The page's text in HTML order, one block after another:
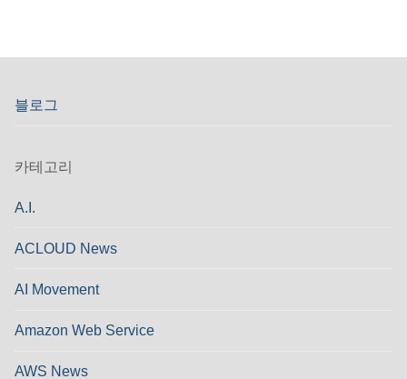
블로그
카테고리
A.I.
ACLOUD News
AI Movement
Amazon Web Service
AWS News